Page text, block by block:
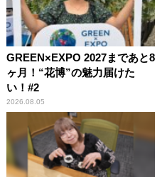
GREEN×EXPO 2027まであと8
ヶ月！“花博”の魅力届けた
い！#2
2026.08.05